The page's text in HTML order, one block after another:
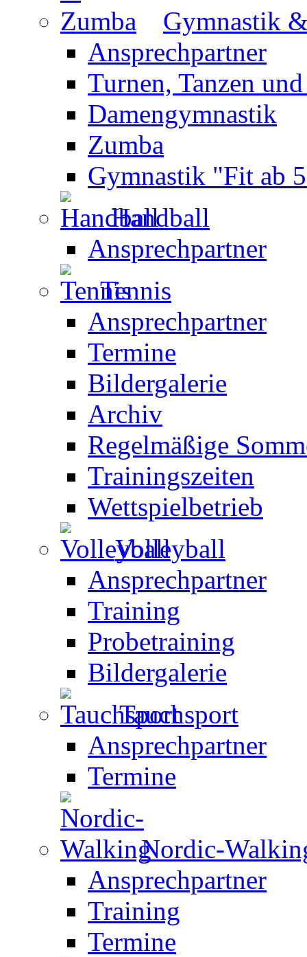
Gymnastik
Ansprechpartner
Turnen, Tanzen
Damengymnastik
Zumba
Gymnastik "Fit ab
Handball
Ansprechpartner
Tennis
Ansprechpartner
Termine
Bildergalerie
Archiv
Regelmäßige
Trainingszeiten
Wettspielbetrieb
Volleyball
Ansprechpartner
Training
Probetraining
Bildergalerie
Tauchsport
Ansprechpartner
Termine
Nordic-
Ansprechpartner
Training
Termine